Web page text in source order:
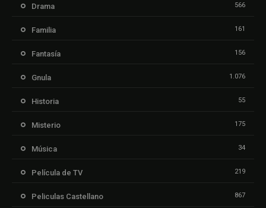
Drama 566
Familia 161
Fantasía 156
Gnula 1.076
Historia 55
Misterio 175
Música 34
Película de TV 219
Peliculas Castellano 867